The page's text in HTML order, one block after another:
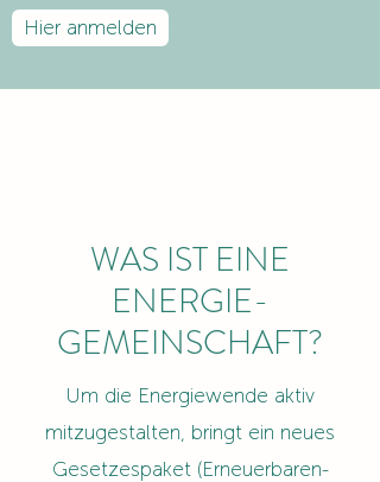
Hier anmelden
WAS IST EINE
ENERGIE-
GEMEINSCHAFT?
Um die Energiewende aktiv
mitzugestalten, bringt ein neues
Gesetzespaket (Erneuerbaren-